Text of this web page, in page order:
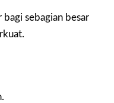
bagi sebagian besar